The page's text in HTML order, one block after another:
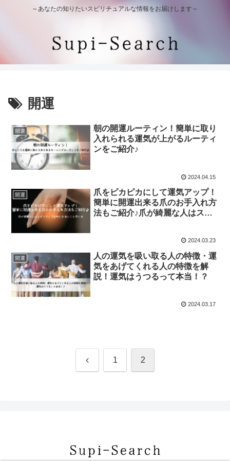
～あなたの知りたいスピリチュアルな情報をお届けします～
開運
開運
朝の開運ルーティン！簡単に取り
入れられる運気が上がるルーティ
ンをご紹介♪
2024.04.15
開運
爪をピカピカにして運気アップ！
簡単に開運出来る爪のお手入れ方
法もご紹介♪爪が綺麗な人はスピ
2024.03.23
開運
人の運気を吸い取る人の特徴・運
気をあげてくれる人の特徴を解
説！運気はうつるって本当！？
2024.03.17
前 1 2